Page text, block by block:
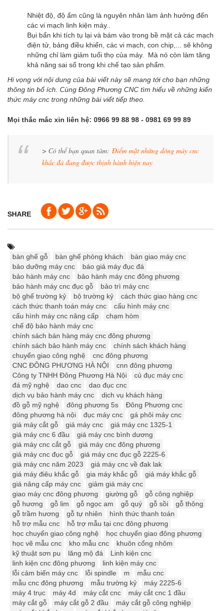
Nhiệt độ, độ ẩm cũng là nguyên nhân làm ảnh hưởng đến
các vi mạch linh kiện máy..
Bụi bẩn khi tích tụ lại và bám vào trong bề mặt cả các mạch
điện tử, bảng điều khiển, các vi mạch, con chip,... sẽ không
những chỉ làm giảm tuổi thọ của máy. Mà nó còn làm tăng
khả năng sai số trong khi chế tạo sản phẩm.
Hi vọng với nội dung của bài viết này sẽ mang tới cho bạn những
thông tin bổ ích. Cùng Đông Phương CNC tìm hiểu về những kiến
thức máy cnc trong những bài viết tiếp theo.
Mọi thắc mắc xin liên hệ: 0966 99 88 98 - 0981 69 99 89
> Có thể bạn quan tâm: Điểm mặt những dòng máy cnc
khắc đá đang được thịnh hành hiện nay
SHARE
bàn ghế gỗ bàn ghế phòng khách
bàn giao máy cnc
bảo dưỡng máy cnc
báo giá máy đục đá
bảo hành máy cnc
bảo hành máy cnc đông phương
bảo hành máy cnc đục gỗ
bảo trì máy cnc
bộ ghế trường kỷ
bộ trường kỷ
cách thức giao hàng cnc
cách thức thanh toán máy cnc
cấu hình máy cnc
cấu hình máy cnc nâng cấp
chạm hòm
chế độ bảo hành máy cnc
chính sách bán hàng máy cnc đông phương
chính sách bảo hành máy cnc
chính sách khách hàng
chuyển giao công nghệ
cnc đông phương
CNC ĐÔNG PHƯƠNG HÀ NỘI
cnn đông phương
Công ty TNHH Đông Phương Hà Nội
củ đục máy cnc
đá mỹ nghệ
dao cnc
dao đục cnc
dịch vụ bảo hành máy cnc
dịch vụ khách hàng
đồ gỗ mỹ nghệ
đông phương 5s
Đông Phương cnc
đông phương hà nội
đục máy cnc
gá phôi máy cnc
giá máy cắt gỗ
giá máy cnc
giá máy cnc 1325-1
giá máy cnc 6 đầu
giá máy cnc bình dương
giá máy cnc cắt gỗ
giá máy cnc đông phương
giá máy cnc đục gỗ
giá máy cnc đục gỗ 2225-6
giá máy cnc năm 2023
giá máy cnc về đak lak
giá máy điêu khắc gỗ
gia máy khắc gỗ
giá máy khắc gỗ
giá nâng cấp máy cnc
giảm giá máy cnc
giao máy cnc đông phương
giường gỗ
gỗ công nghiệp
gỗ hương
gỗ lim gỗ ngọc am gỗ quý gỗ sồi
gỗ thông
gỗ trầm hương
gỗ tự nhiên
hình thức thanh toán
hỗ trợ mẫu cnc
hỗ trợ mẫu tại cnc đông phương
học chuyển giao công nghệ
học chuyển giao đông phương
học vẽ mẫu cnc
kho mẫu cnc
khuôn cổng nhôm
kỹ thuật sơn pu
lăng mộ đá
Linh kiện cnc
linh kiện cnc đông phương
linh kiện máy cnc
lỗi cảm biến máy cnc
lỗi spindle m
mẫu cnc
mẫu cnc đông phương
mẫu trường kỷ
máy 2225-6
máy 4 trục
máy 4d máy cắt cnc
máy cắt cnc 1 đầu
máy cắt gỗ
máy cắt gỗ 2 đầu
máy cắt gỗ công nghiệp